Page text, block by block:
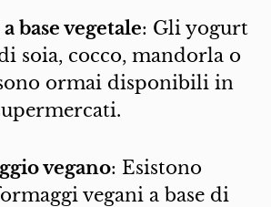
base vegetale: Gli yogurt
soia, cocco, mandorla o
ormai disponibili in
vegano: Esistono
vegani a base di